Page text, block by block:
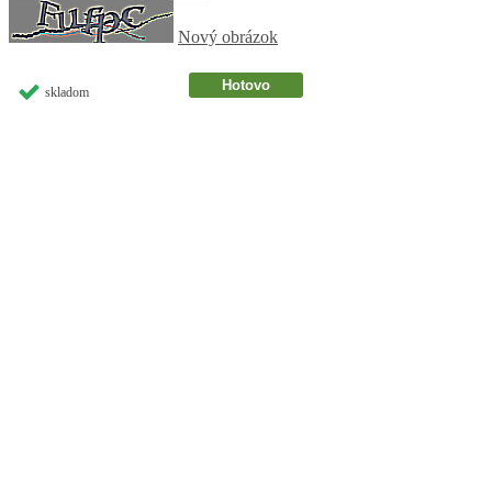
skladom
Nový obrázok